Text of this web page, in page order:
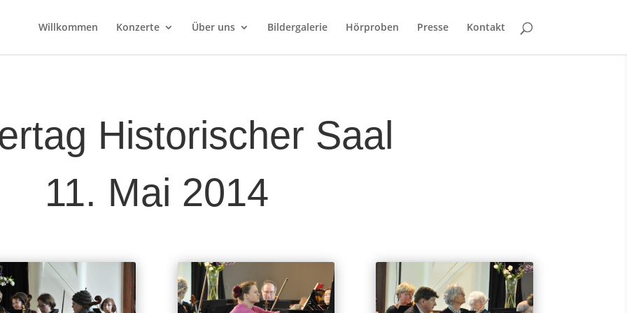
Willkommen Konzerte Über uns Bildergalerie Hörproben Presse Kontakt
Historischer Saal
11. Mai 2014